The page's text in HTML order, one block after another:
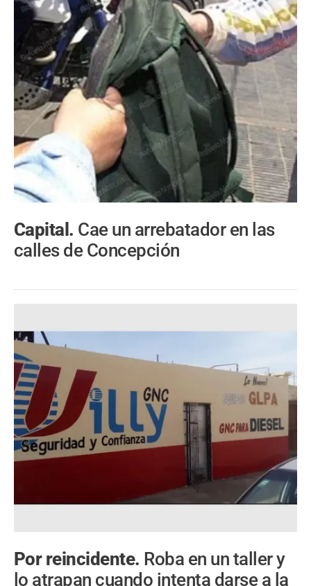
Capital. Cae un arrebatador en las
calles de Concepción
Por reincidente. Roba en un taller y
lo atrapan cuando intenta darse a la